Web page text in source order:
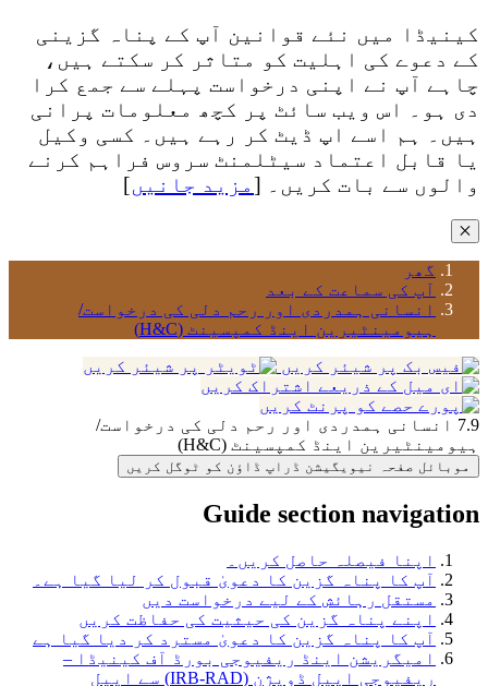
کینیڈا میں نئے قوانین آپ کے پناہ گزینی
کے دعوے کی اہلیت کو متاثر کر سکتے ہیں،
چاہے آپ نے اپنی درخواست پہلے سے جمع کرا
دی ہو۔ اس ویب سائٹ پر کچھ معلومات پرانی
ہیں۔ ہم اسے اپ ڈیٹ کر رہے ہیں۔ کسی وکیل
یا قابل اعتماد سیٹلمنٹ سروس فراہم کرنے
والوں سے بات کریں۔ [مزید جانیں]
✕
گھر
آپ کی سماعت کے بعد
انسانی ہمدردی اور رحم دلی کی درخواست/
ہیومینٹیرین اینڈ کمپسینٹ (H&C)
7.9 انسانی ہمدردی اور رحم دلی کی درخواست/
ہیومینٹیرین اینڈ کمپسینٹ (H&C)
موبائل صفحہ نیویگیشن ڈراپ ڈاؤن کو ٹوگل کریں
Guide section navigation
اپنا فیصلہ حاصل کریں۔
آپ کا پناہ گزین کا دعویٰ قبول کر لیا گیا ہے۔
مستقل رہائش کے لیے درخواست دیں
اپنے پناہ گزین کی حیثیت کی حفاظت کریں
آپ کا پناہ گزین کا دعویٰ مسترد کر دیا گیا ہے
امیگریشن اینڈ ریفیوجی بورڈ آف کینیڈا –
ریفیوجی اپیل ڈویژن (IRB-RAD) سے اپیل